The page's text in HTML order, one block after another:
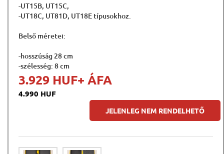
-UT15B, UT15C,
-UT18C, UT81D, UT18E típusokhoz.
Belső méretei:
-hosszúság 28 cm
-szélesség: 8 cm
3.929 HUF+ ÁFA
4.990 HUF
JELENLEG NEM RENDELHETŐ